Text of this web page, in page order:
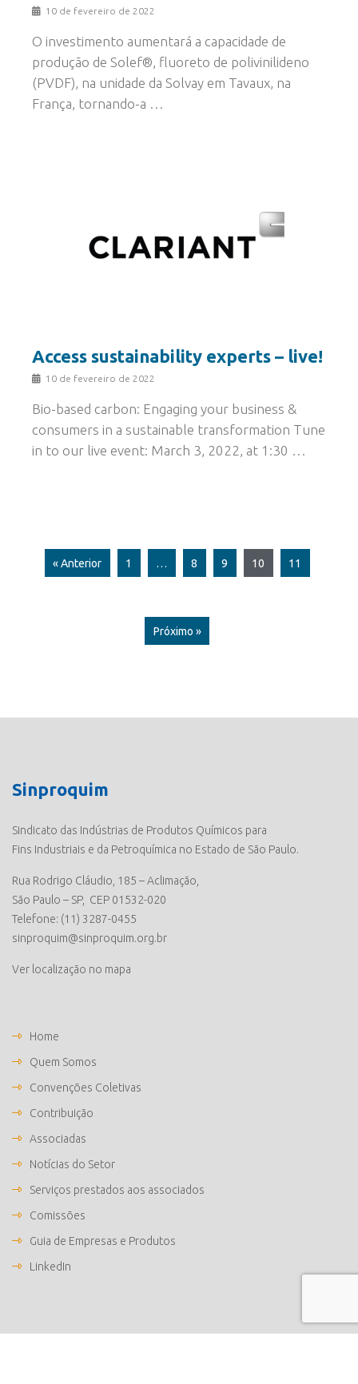
10 de fevereiro de 2022
O investimento aumentará a capacidade de
produção de Solef®, fluoreto de polivinilideno
(PVDF), na unidade da Solvay em Tavaux, na
França, tornando-a …
Access sustainability experts – live!
10 de fevereiro de 2022
Bio-based carbon: Engaging your business &
consumers in a sustainable transformation Tune
in to our live event: March 3, 2022, at 1:30 …
« Anterior 1 … 8 9 10 11
Próximo »
Sinproquim
Sindicato das Indústrias de Produtos Químicos para
Fins Industriais e da Petroquímica no Estado de São Paulo.
Rua Rodrigo Cláudio, 185 – Aclimação,
São Paulo – SP, CEP 01532-020
Telefone: (11) 3287-0455
sinproquim@sinproquim.org.br
Ver localização no mapa
Home
Quem Somos
Convenções Coletivas
Contribuição
Associadas
Notícias do Setor
Serviços prestados aos associados
Comissões
Guia de Empresas e Produtos
LinkedIn